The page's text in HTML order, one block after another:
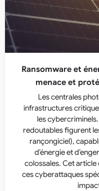
Ransomware et
menace et
Les centrales
infrastructures
les
redoutables figurent
rançongiciel),
d’énergie et
colossales. Cet
ces cyberattaques